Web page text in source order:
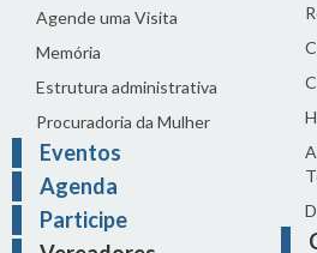
Agende uma Visita
Memória
Estrutura administrativa
Procuradoria da Mulher
Eventos
Agenda
Participe